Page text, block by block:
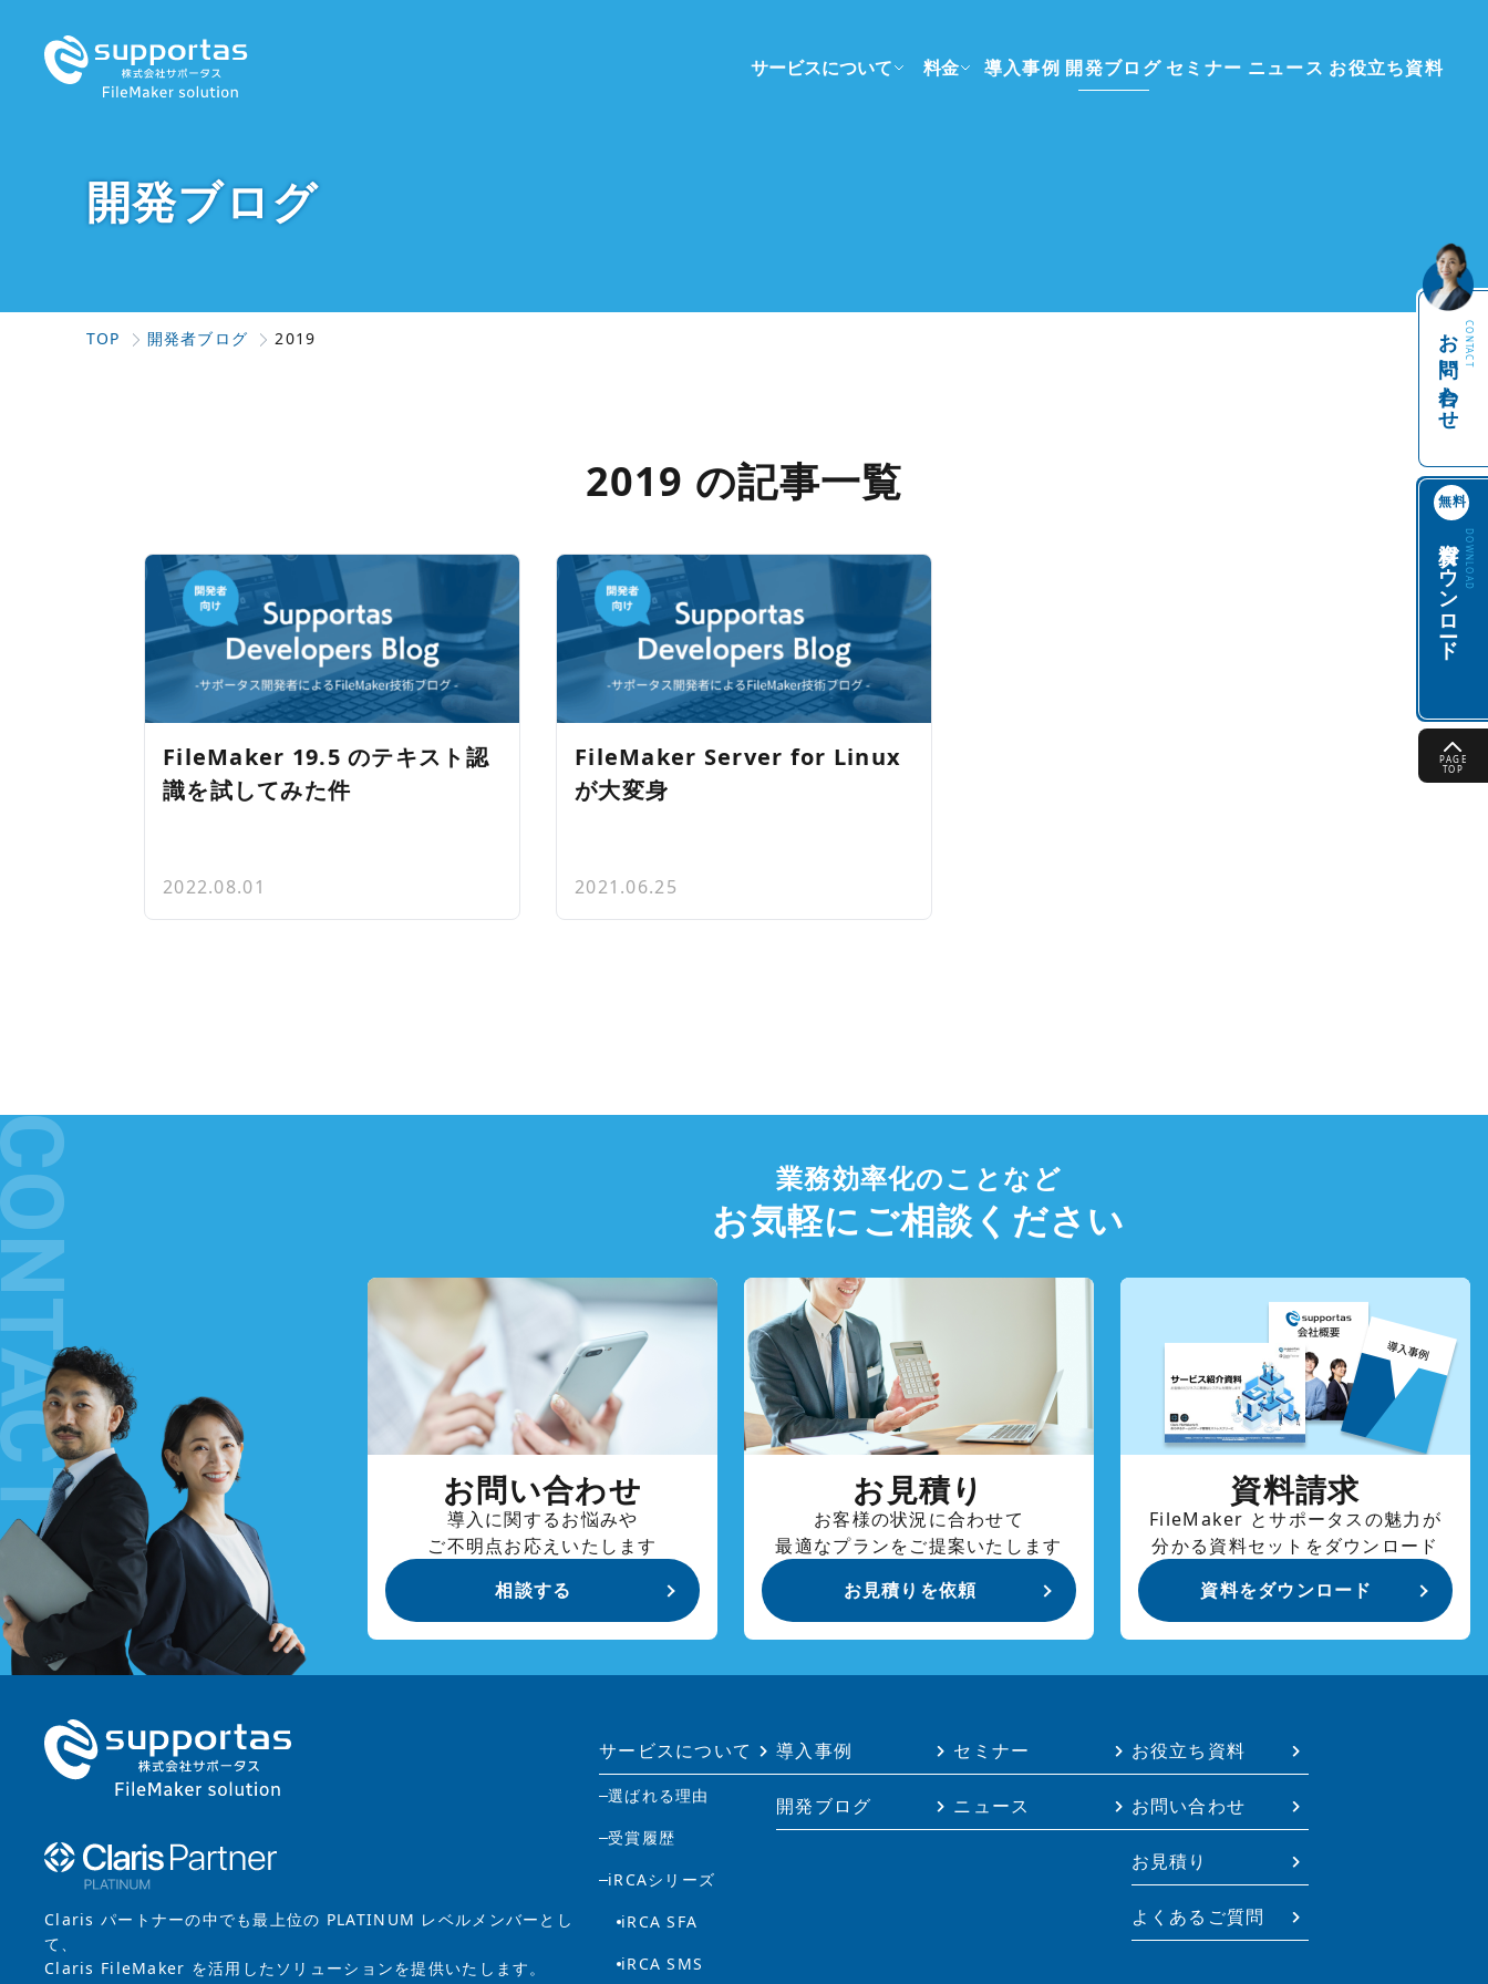
サービスについて 料金 導入事例 開発ブログ セミナー ニュース お役立ち資料
CONTACT
お問い合わせ
無料
DOWNLOAD
資料ダウンロード
PAGE
TOP
開発ブログ
TOP 開発者ブログ 2019
2019 の記事一覧
FileMaker 19.5 のテキスト認
識を試してみた件
2022.08.01
FileMaker Server for Linux
が大変身
2021.06.25
業務効率化のことなど
お気軽にご相談ください
お問い合わせ
導入に関するお悩みや
ご不明点お応えいたします
相談する
お見積り
お客様の状況に合わせて
最適なプランをご提案いたします
お見積りを依頼
資料請求
FileMaker とサポータスの魅力が
分かる資料セットをダウンロード
資料をダウンロード
Claris パートナーの中でも最上位の PLATINUM レベルメンバーとし
て、
Claris FileMaker を活用したソリューションを提供いたします。
サービスについて
選ばれる理由
受賞履歴
iRCAシリーズ
iRCA SFA
iRCA SMS
導入事例
開発ブログ
セミナー
ニュース
お役立ち資料
お問い合わせ
お見積り
よくあるご質問